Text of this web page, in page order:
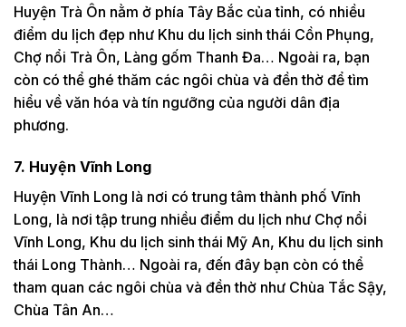
Huyện Trà Ôn nằm ở phía Tây Bắc của tỉnh, có nhiều
điểm du lịch đẹp như Khu du lịch sinh thái Cồn Phụng,
Chợ nổi Trà Ôn, Làng gốm Thanh Đa… Ngoài ra, bạn
còn có thể ghé thăm các ngôi chùa và đền thờ để tìm
hiểu về văn hóa và tín ngưỡng của người dân địa
phương.
7. Huyện Vĩnh Long
Huyện Vĩnh Long là nơi có trung tâm thành phố Vĩnh
Long, là nơi tập trung nhiều điểm du lịch như Chợ nổi
Vĩnh Long, Khu du lịch sinh thái Mỹ An, Khu du lịch sinh
thái Long Thành… Ngoài ra, đến đây bạn còn có thể
tham quan các ngôi chùa và đền thờ như Chùa Tắc Sậy,
Chùa Tân An…